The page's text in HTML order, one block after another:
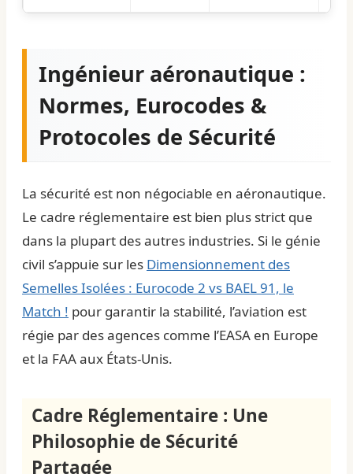
Ingénieur aéronautique :
Normes, Eurocodes &
Protocoles de Sécurité
La sécurité est non négociable en aéronautique.
Le cadre réglementaire est bien plus strict que
dans la plupart des autres industries. Si le génie
civil s’appuie sur les Dimensionnement des
Semelles Isolées : Eurocode 2 vs BAEL 91, le
Match ! pour garantir la stabilité, l’aviation est
régie par des agences comme l’EASA en Europe
et la FAA aux États-Unis.
Cadre Réglementaire : Une
Philosophie de Sécurité
Partagée